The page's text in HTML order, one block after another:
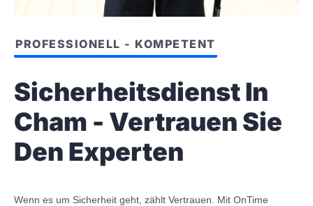
PROFESSIONELL - KOMPETENT
Sicherheitsdienst In
Cham - Vertrauen Sie
Den Experten
Wenn es um Sicherheit geht, zählt Vertrauen. Mit OnTime